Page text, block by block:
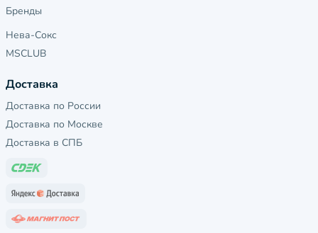
Бренды
Нева-Сокс
MSCLUB
Доставка
Доставка по России
Доставка по Москве
Доставка в СПБ